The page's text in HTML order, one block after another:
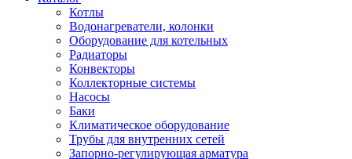
Котлы
Водонагреватели, колонки
Оборудование для котельных
Радиаторы
Конвекторы
Коллекторные системы
Насосы
Баки
Климатическое оборудование
Трубы для внутренних сетей
Запорно-регулирующая арматура